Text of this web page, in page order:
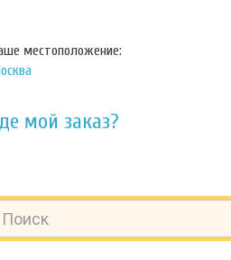
местоположение:
мой заказ?